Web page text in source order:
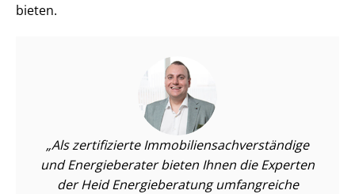
bieten.
Als zertifizierte Im­mo­bi­li­en­sach­ver­stän­di­ge
und Energieberater bieten Ihnen die Experten
der Heid Energieberatung umfangreiche